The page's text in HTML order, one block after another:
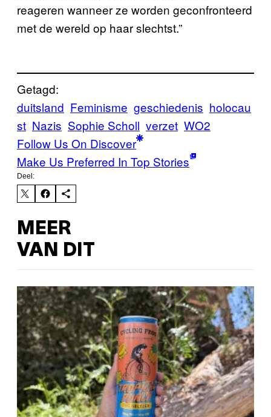
reageren wanneer ze worden geconfronteerd
met de wereld op haar slechtst.”
Getagd:
duitsland Feminisme geschiedenis holocau
st Nazis Sophie Scholl verzet WO2
Follow Us On Discover
Make Us Preferred In Top Stories
Deel:
MEER
VAN DIT